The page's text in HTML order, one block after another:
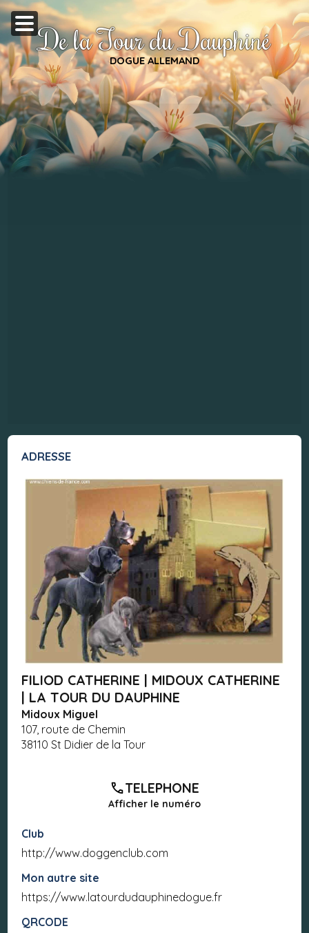
De la Tour du Dauphiné
DOGUE ALLEMAND
ADRESSE
FILIOD CATHERINE | MIDOUX CATHERINE
| LA TOUR DU DAUPHINE
Midoux Miguel
107, route de Chemin
38110 St Didier de la Tour
TELEPHONE
Afficher le numéro
Club
http://www.doggenclub.com
Mon autre site
https://www.latourdudauphinedogue.fr
QRCODE